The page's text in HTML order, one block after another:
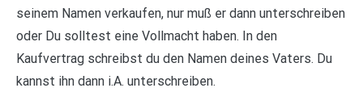
seinem Namen verkaufen, nur muß er dann unterschreiben
oder Du solltest eine Vollmacht haben. In den
Kaufvertrag schreibst du den Namen deines Vaters. Du
kannst ihn dann i.A. unterschreiben.